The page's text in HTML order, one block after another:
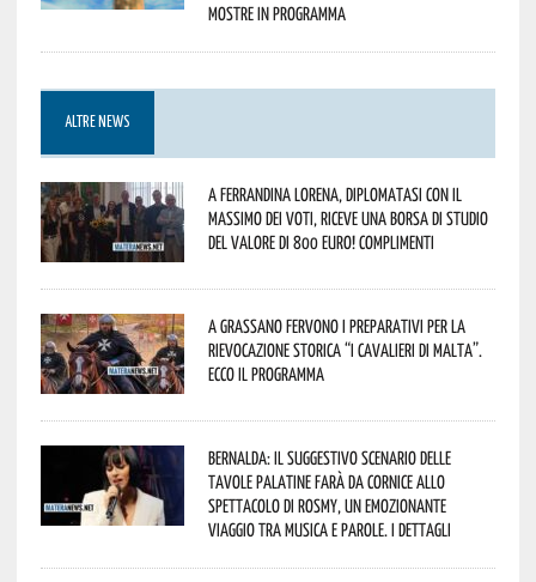
mostre in programma
ALTRE NEWS
A Ferrandina Lorena, diplomatasi con il
massimo dei voti, riceve una borsa di studio
del valore di 800 euro! Complimenti
A Grassano fervono i preparativi per la
Rievocazione Storica “I CAVALIERI DI MALTA”.
Ecco il programma
Bernalda: il suggestivo scenario delle
Tavole Palatine farà da cornice allo
spettacolo di Rosmy, un emozionante
viaggio tra musica e parole. I dettagli